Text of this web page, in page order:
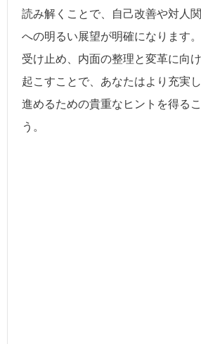
読み解くことで、自己改善や対人
への明るい展望が明確になります
受け止め、内面の整理と変革に向
起こすことで、あなたはより充実
進めるための貴重なヒントを得る
う。